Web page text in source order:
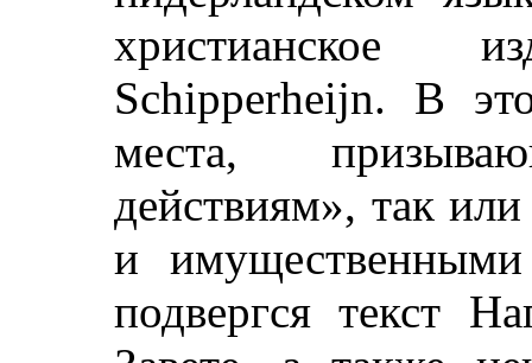
христианское
Schipperheijn. В
места,
действиям», так
и
подвергся текст